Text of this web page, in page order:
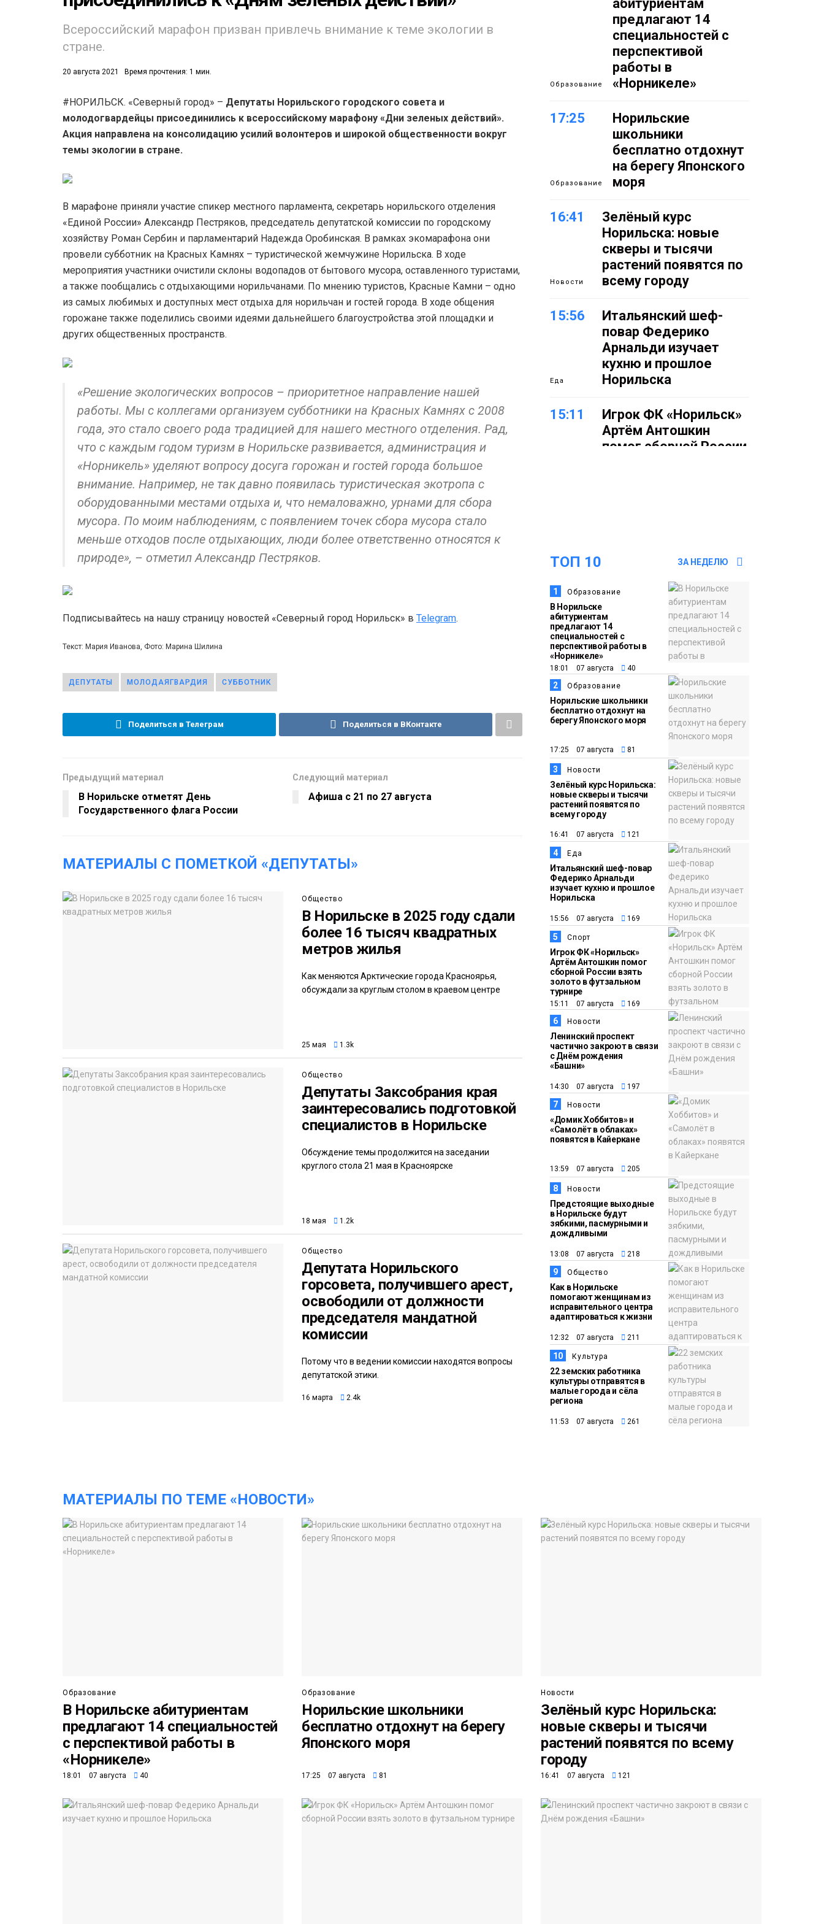
Всероссийский марафон призван привлечь внимание к теме экологии в
стране.
20 августа 2021 Время прочтения: 1 мин.
#НОРИЛЬСК. «Северный город» – Депутаты Норильского городского совета и
молодогвардейцы присоединились к всероссийскому марафону «Дни зеленых действий».
Акция направлена на консолидацию усилий волонтеров и широкой общественности вокруг
темы экологии в стране.
В марафоне приняли участие спикер местного парламента, секретарь норильского отделения
«Единой России» Александр Пестряков, председатель депутатской комиссии по городскому
хозяйству Роман Сербин и парламентарий Надежда Оробинская. В рамках экомарафона они
провели субботник на Красных Камнях – туристической жемчужине Норильска. В ходе
мероприятия участники очистили склоны водопадов от бытового мусора, оставленного туристами,
а также пообщались с отдыхающими норильчанами. По мнению туристов, Красные Камни – одно
из самых любимых и доступных мест отдыха для норильчан и гостей города. В ходе общения
горожане также поделились своими идеями дальнейшего благоустройства этой площадки и
других общественных пространств.
«Решение экологических вопросов – приоритетное направление нашей
работы. Мы с коллегами организуем субботники на Красных Камнях с 2008
года, это стало своего рода традицией для нашего местного отделения. Рад,
что с каждым годом туризм в Норильске развивается, администрация и
«Норникель» уделяют вопросу досуга горожан и гостей города большое
внимание. Например, не так давно появилась туристическая экотропа с
оборудованными местами отдыха и, что немаловажно, урнами для сбора
мусора. По моим наблюдениям, с появлением точек сбора мусора стало
меньше отходов после отдыхающих, люди более ответственно относятся к
природе», – отметил Александр Пестряков.
Подписывайтесь на нашу страницу новостей «Северный город Норильск» в Telegram.
Текст: Мария Иванова, Фото: Марина Шилина
ДЕПУТАТЫ МОЛОДАЯГВАРДИЯ СУББОТНИК
Поделиться в Телеграм Поделиться в ВКонтакте
Предыдущий материал
В Норильске отметят День
Государственного флага России
Следующий материал
Афиша с 21 по 27 августа
МАТЕРИАЛЫ С ПОМЕТКОЙ «ДЕПУТАТЫ»
Общество
В Норильске в 2025 году сдали
более 16 тысяч квадратных
метров жилья
Как меняются Арктические города Красноярья,
обсуждали за круглым столом в краевом центре
25 мая 1.3k
Общество
Депутаты Заксобрания края
заинтересовались подготовкой
специалистов в Норильске
Обсуждение темы продолжится на заседании
круглого стола 21 мая в Красноярске
18 мая 1.2k
Общество
Депутата Норильского
горсовета, получившего арест,
освободили от должности
председателя мандатной
комиссии
Потому что в ведении комиссии находятся вопросы
депутатской этики.
16 марта 2.4k
Образование
абитуриентам
предлагают 14
специальностей с
перспективой
работы в
«Норникеле»
17:25
Образование
Норильские
школьники
бесплатно отдохнут
на берегу Японского
моря
16:41
Новости
Зелёный курс
Норильска: новые
скверы и тысячи
растений появятся по
всему городу
15:56
Еда
Итальянский шеф-
повар Федерико
Арнальди изучает
кухню и прошлое
Норильска
15:11
Игрок ФК «Норильск»
Артём Антошкин
помог сборной России
Новости
рождения «Башни»
13:59
Новости
«Домик Хоббитов» и
«Самолёт в облаках»
появятся в Кайеркане
13:08
Новости
Предстоящие
выходные в
Норильске будут
зябкими, пасмурными
и дождливыми
12:32
Общество
Как в Норильске
помогают женщинам
из исправительного
центра
адаптироваться к
жизни
11:53
Культура
22 земских работника
культуры отправятся
в малые города и сёла
региона
ТОП 10 ЗА НЕДЕЛЮ
1 Образование
В Норильске
абитуриентам
предлагают 14
специальностей с
перспективой работы в
«Норникеле»
18:01 07 августа 40
2 Образование
Норильские школьники
бесплатно отдохнут на
берегу Японского моря
17:25 07 августа 81
3 Новости
Зелёный курс Норильска:
новые скверы и тысячи
растений появятся по
всему городу
16:41 07 августа 121
4 Еда
Итальянский шеф-повар
Федерико Арнальди
изучает кухню и прошлое
Норильска
15:56 07 августа 169
5 Спорт
Игрок ФК «Норильск»
Артём Антошкин помог
сборной России взять
золото в футзальном
турнире
15:11 07 августа 169
6 Новости
Ленинский проспект
частично закроют в связи
с Днём рождения
«Башни»
14:30 07 августа 197
7 Новости
«Домик Хоббитов» и
«Самолёт в облаках»
появятся в Кайеркане
13:59 07 августа 205
8 Новости
Предстоящие выходные
в Норильске будут
зябкими, пасмурными и
дождливыми
13:08 07 августа 218
9 Общество
Как в Норильске
помогают женщинам из
исправительного центра
адаптироваться к жизни
12:32 07 августа 211
10 Культура
22 земских работника
культуры отправятся в
малые города и сёла
региона
11:53 07 августа 261
МАТЕРИАЛЫ ПО ТЕМЕ «НОВОСТИ»
Образование
В Норильске абитуриентам
предлагают 14 специальностей
с перспективой работы в
«Норникеле»
18:01 07 августа 40
Образование
Норильские школьники
бесплатно отдохнут на берегу
Японского моря
17:25 07 августа 81
Новости
Зелёный курс Норильска:
новые скверы и тысячи
растений появятся по всему
городу
16:41 07 августа 121